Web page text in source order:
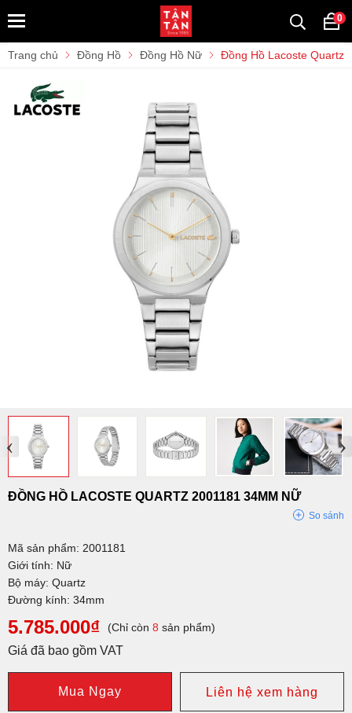
0
Trang chủ Đồng Hồ Đồng Hồ Nữ Đồng Hồ Lacoste Quartz
‹ ›
ĐỒNG HỒ LACOSTE QUARTZ 2001181 34MM NỮ
So sánh
Mã sản phẩm: 2001181
Giới tính: Nữ
Bộ máy: Quartz
Đường kính: 34mm
5.785.000₫ (Chỉ còn 8 sản phẩm)
Giá đã bao gồm VAT
Mua Ngay Liên hệ xem hàng